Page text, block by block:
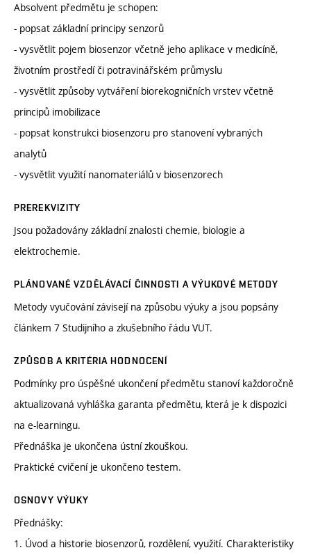
Absolvent předmětu je schopen:
- popsat základní principy senzorů
- vysvětlit pojem biosenzor včetně jeho aplikace v medicíně,
životním prostředí či potravinářském průmyslu
- vysvětlit způsoby vytváření biorekogničních vrstev včetně
principů imobilizace
- popsat konstrukci biosenzoru pro stanovení vybraných
analytů
- vysvětlit využití nanomateriálů v biosenzorech
PREREKVIZITY
Jsou požadovány základní znalosti chemie, biologie a
elektrochemie.
PLÁNOVANÉ VZDĚLÁVACÍ ČINNOSTI A VÝUKOVÉ METODY
Metody vyučování závisejí na způsobu výuky a jsou popsány
článkem 7 Studijního a zkušebního řádu VUT.
ZPŮSOB A KRITÉRIA HODNOCENÍ
Podmínky pro úspěšné ukončení předmětu stanoví každoročně
aktualizovaná vyhláška garanta předmětu, která je k dispozici
na e-learningu.
Přednáška je ukončena ústní zkouškou.
Praktické cvičení je ukončeno testem.
OSNOVY VÝUKY
Přednášky:
1. Úvod a historie biosenzorů, rozdělení, využití. Charakteristiky